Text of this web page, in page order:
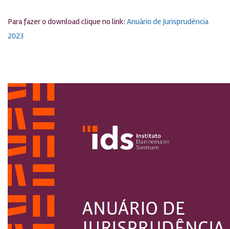
Para fazer o download clique no link: Anuário de Jurisprudência
2023